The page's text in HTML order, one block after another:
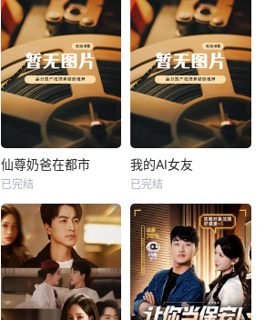
热播
未知
仙尊奶爸在都市
已完结
热播
我的AI女友
未知
我的AI女友
已完结